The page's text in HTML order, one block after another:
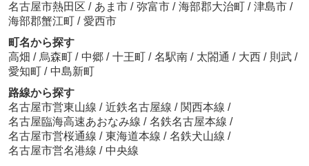
名古屋市熱田区 / あま市 / 弥富市 / 海部郡大治町 / 津島市 /
海部郡蟹江町 / 愛西市
町名から探す
高畑 / 烏森町 / 中郷 / 十王町 / 名駅南 / 太閤通 / 大西 / 則武 /
愛知町 / 中島新町
路線から探す
名古屋市営東山線 / 近鉄名古屋線 / 関西本線 /
名古屋臨海高速あおなみ線 / 名鉄名古屋本線 /
名古屋市営桜通線 / 東海道本線 / 名鉄犬山線 /
名古屋市営名港線 / 中央線